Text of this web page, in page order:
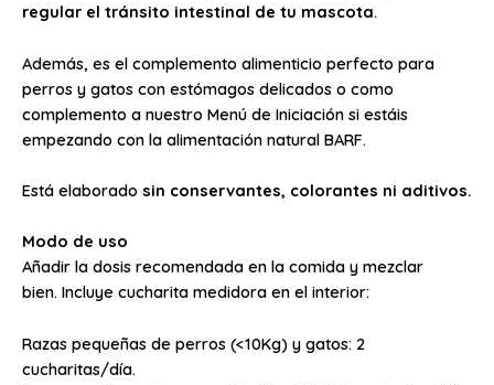
regular el tránsito intestinal de tu mascota.
Además, es el complemento alimenticio perfecto para
perros y gatos con estómagos delicados o como
complemento a nuestro Menú de Iniciación si estáis
empezando con la alimentación natural BARF.
Está elaborado sin conservantes, colorantes ni aditivos.
Modo de uso
Añadir la dosis recomendada en la comida y mezclar
bien. Incluye cucharita medidora en el interior:
Razas pequeñas de perros (<10Kg) y gatos: 2
cucharitas/día.